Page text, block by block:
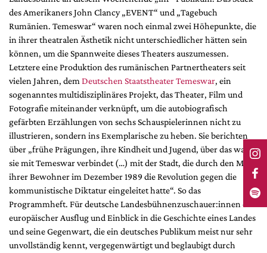
des Amerikaners John Clancy „EVENT“ und „Tagebuch
Rumänien. Temeswar“ waren noch einmal zwei Höhepunkte, die
in ihrer theatralen Ästhetik nicht unterschiedlicher hätten sein
können, um die Spannweite dieses Theaters auszumessen.
Letztere eine Produktion des rumänischen Partnertheaters seit
vielen Jahren, dem Deutschen Staatstheater Temeswar, ein
sogenanntes multidisziplinäres Projekt, das Theater, Film und
Fotografie miteinander verknüpft, um die autobiografisch
gefärbten Erzählungen von sechs Schauspielerinnen nicht zu
illustrieren, sondern ins Exemplarische zu heben. Sie berichten
über „frühe Prägungen, ihre Kindheit und Jugend, über das was
sie mit Temeswar verbindet (…) mit der Stadt, die durch den Mut
ihrer Bewohner im Dezember 1989 die Revolution gegen die
kommunistische Diktatur eingeleitet hatte“. So das
Programmheft. Für deutsche Landesbühnenzuschauer:innen ein
europäischer Ausflug und Einblick in die Geschichte eines Landes
und seine Gegenwart, die ein deutsches Publikum meist nur sehr
unvollständig kennt, vergegenwärtigt und beglaubigt durch